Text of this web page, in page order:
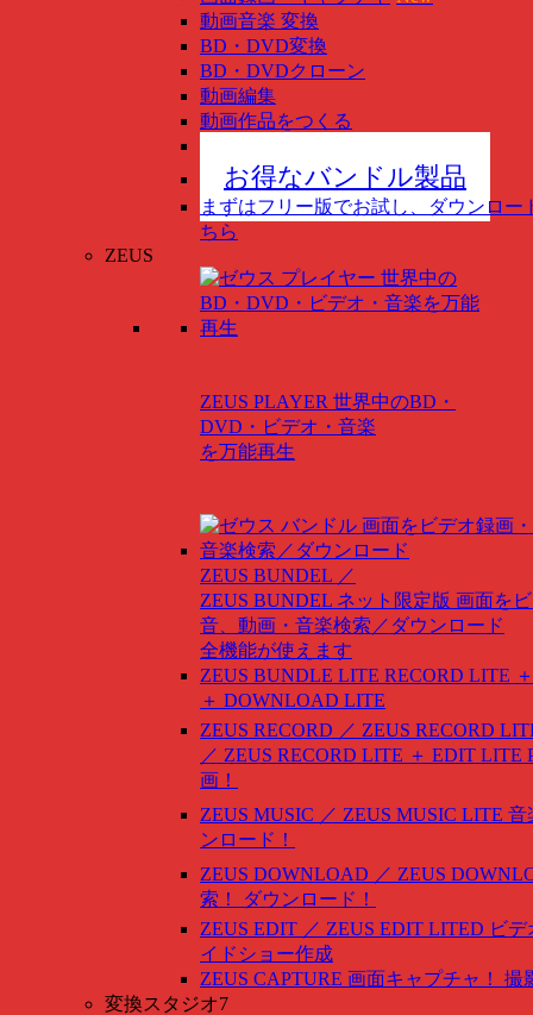
動画音楽 変換
BD・DVD変換
BD・DVDクローン
動画編集
動画作品をつくる
お得なバンドル製品
まずはフリー版でお試し、ダウンロー
ちら
ZEUS
ZEUS PLAYER 世界中のBD・
DVD・ビデオ・音楽
を万能再生
ZEUS BUNDEL ／
ZEUS BUNDEL ネット限定版 画面を
音、動画・音楽検索／ダウンロード
全機能が使えます
ZEUS BUNDLE LITE RECORD LITE
＋ DOWNLOAD LITE
ZEUS RECORD ／ ZEUS RECORD
／ ZEUS RECORD LITE ＋ EDIT LITE
画！
ZEUS MUSIC ／ ZEUS MUSIC LITE 音
ンロード！
ZEUS DOWNLOAD ／ ZEUS
索！ ダウンロード！
ZEUS EDIT ／ ZEUS EDIT LITED ビ
イドショー作成
ZEUS CAPTURE 画面キャプチャ！ 撮
変換スタジオ7